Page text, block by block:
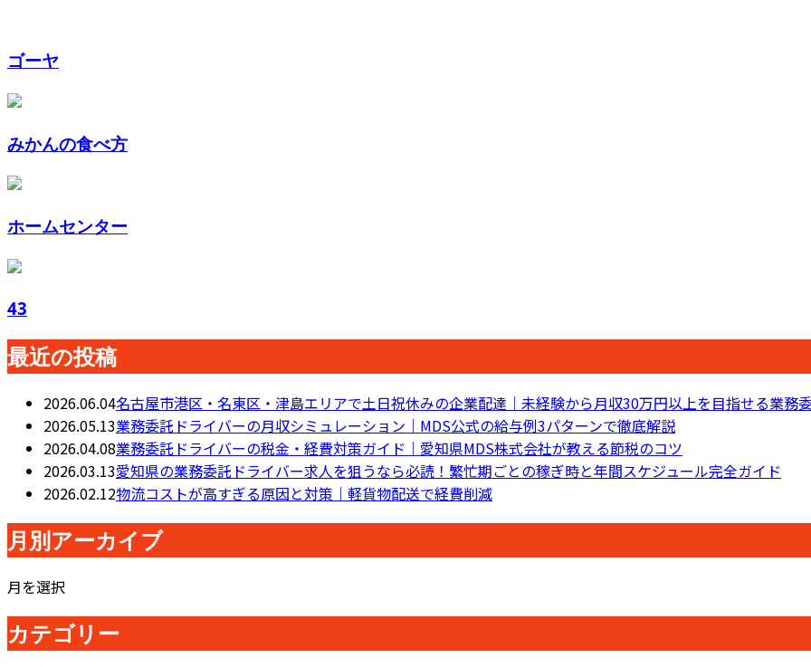
ゴーヤ
みかんの食べ方
ホームセンター
43
最近の投稿
2026.06.04名古屋市港区・名東区・津島エリアで土日祝休みの企業配達｜未経験から月収30万円以上を目指せる業務
2026.05.13業務委託ドライバーの月収シミュレーション｜MDS公式の給与例3パターンで徹底解説
2026.04.08業務委託ドライバーの税金・経費対策ガイド｜愛知県MDS株式会社が教える節税のコツ
2026.03.13愛知県の業務委託ドライバー求人を狙うなら必読！繁忙期ごとの稼ぎ時と年間スケジュール完全ガイド
2026.02.12物流コストが高すぎる原因と対策｜軽貨物配送で経費削減
月別アーカイブ
月を選択
カテゴリー